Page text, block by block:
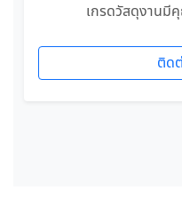
เกรดวัสดุงานมี
ติด